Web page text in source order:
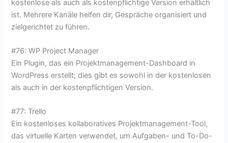
kostenlose als auch als kostenpflichtige Version erhältlich
ist. Mehrere Kanäle helfen dir, Gespräche organisiert und
zielgerichtet zu führen.
#76: WP Project Manager
Ein Plugin, das ein Projektmanagement-Dashboard in
WordPress erstellt; dies gibt es sowohl in der kostenlosen
als auch in der kostenpflichtigen Version.
#77: Trello
Ein kostenloses kollaboratives Projektmanagement-Tool,
das virtuelle Karten verwendet, um Aufgaben- und To-Do-